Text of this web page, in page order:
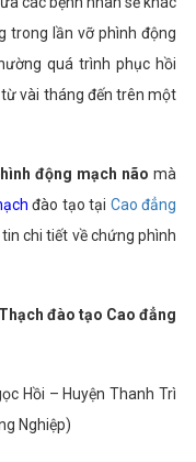
trong lần vỡ phình động
quá trình phục hồi
vài tháng đến trên một
động mạch nãomà
đào tạo tại Cao đẳng
chi tiết về chứng phình
đào tạo Cao đẳng
Hồi – Huyện Thanh Trì
Nghiệp)